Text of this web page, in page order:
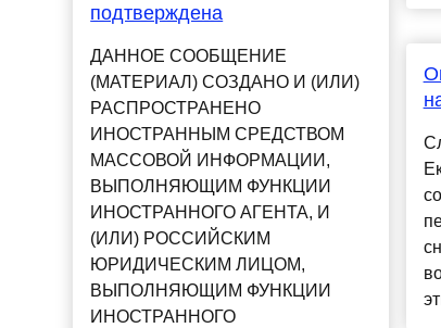
подтверждена
ДАННОЕ СООБЩЕНИЕ
(МАТЕРИАЛ) СОЗДАНО И (ИЛИ)
РАСПРОСТРАНЕНО
ИНОСТРАННЫМ СРЕДСТВОМ
МАССОВОЙ ИНФОРМАЦИИ,
ВЫПОЛНЯЮЩИМ ФУНКЦИИ
ИНОСТРАННОГО АГЕНТА, И
(ИЛИ) РОССИЙСКИМ
ЮРИДИЧЕСКИМ ЛИЦОМ,
ВЫПОЛНЯЮЩИМ ФУНКЦИИ
ИНОСТРАННОГО